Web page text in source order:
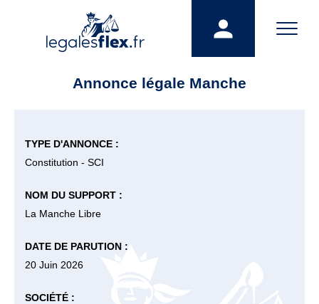
Annonce légale Manche
TYPE D'ANNONCE :
Constitution - SCI
NOM DU SUPPORT :
La Manche Libre
DATE DE PARUTION :
20 Juin 2026
SOCIÉTÉ :